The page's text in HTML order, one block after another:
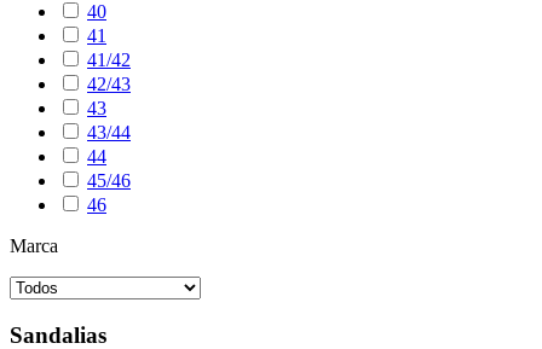
40
41
41/42
42/43
43
43/44
44
45/46
46
Marca
Sandalias